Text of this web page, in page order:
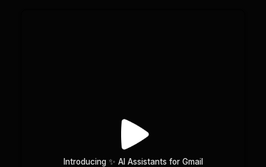
Introducing ✨ AI Assistants for Gmail